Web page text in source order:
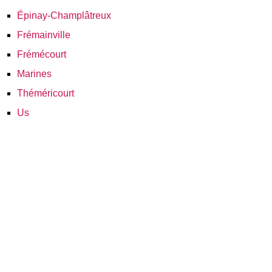
Épinay-Champlâtreux
Frémainville
Frémécourt
Marines
Théméricourt
Us